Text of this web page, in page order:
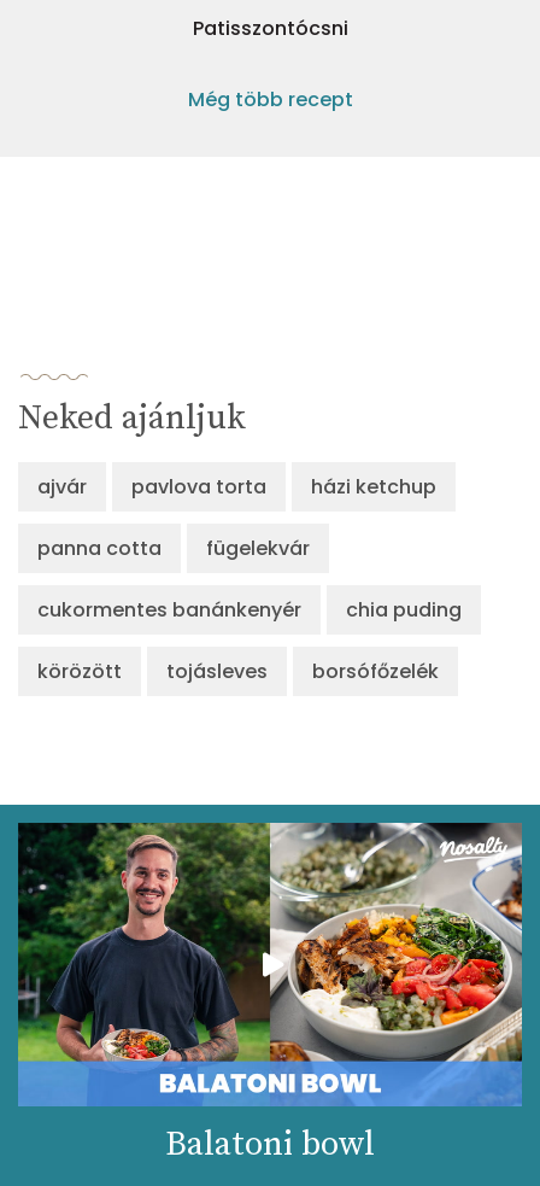
Patisszontócsni
Még több recept
Neked ajánljuk
ajvár pavlova torta házi ketchup
panna cotta fügelekvár
cukormentes banánkenyér chia puding
körözött tojásleves borsófőzelék
Balatoni bowl